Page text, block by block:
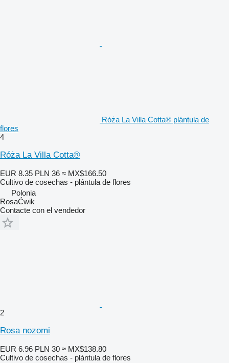
Róża La Villa Cotta® plántula de
flores
4
Róża La Villa Cotta®
EUR 8.35 PLN 36 ≈ MX$166.50
Cultivo de cosechas - plántula de flores
Polonia
RosaĆwik
Contacte con el vendedor
2
Rosa nozomi
EUR 6.96 PLN 30 ≈ MX$138.80
Cultivo de cosechas - plántula de flores